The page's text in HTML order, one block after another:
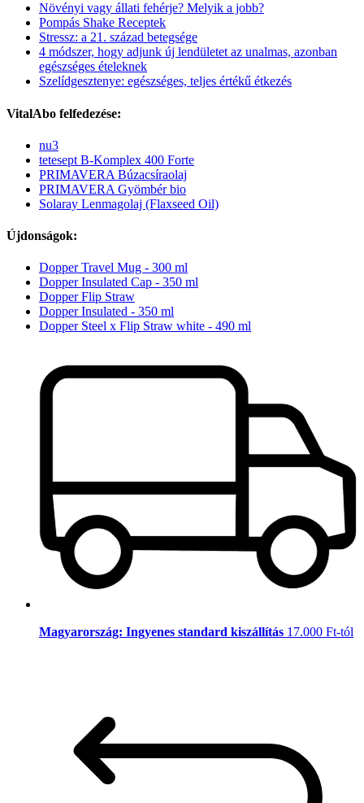
Növényi vagy állati fehérje? Melyik a jobb?
Pompás Shake Receptek
Stressz: a 21. század betegsége
4 módszer, hogy adjunk új lendületet az unalmas, azonban
egészséges ételeknek
Szelídgesztenye: egészséges, teljes értékű étkezés
VitalAbo felfedezése:
nu3
tetesept B-Komplex 400 Forte
PRIMAVERA Búzacsíraolaj
PRIMAVERA Gyömbér bio
Solaray Lenmagolaj (Flaxseed Oil)
Újdonságok:
Dopper Travel Mug - 300 ml
Dopper Insulated Cap - 350 ml
Dopper Flip Straw
Dopper Insulated - 350 ml
Dopper Steel x Flip Straw white - 490 ml
Magyarország: Ingyenes standard kiszállítás 17.000 Ft-tól